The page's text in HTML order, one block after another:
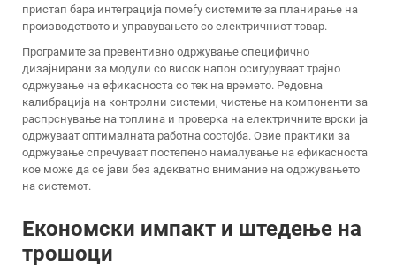
пристап бара интеграција помеѓу системите за планирање на
производството и управувањето со електричниот товар.
Програмите за превентивно одржување специфично
дизајнирани за модули со висок напон осигуруваат трајно
одржување на ефикасноста со тек на времето. Редовна
калибрација на контролни системи, чистење на компоненти за
распрснување на топлина и проверка на електричните врски ја
одржуваат оптималната работна состојба. Овие практики за
одржување спречуваат постепено намалување на ефикасноста
кое може да се јави без адекватно внимание на одржувањето
на системот.
Економски импакт и штедење на
трошоци